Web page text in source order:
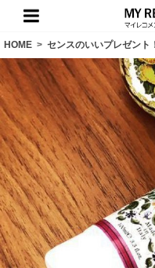
HOME > センスのいいプレゼント